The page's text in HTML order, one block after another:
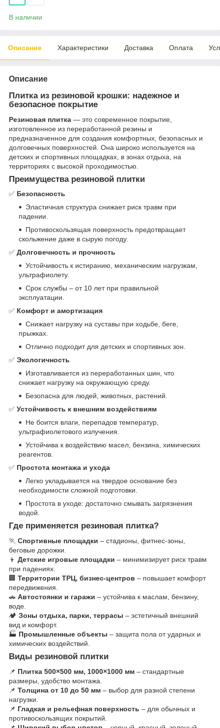
В наличии
Описание Характеристики Доставка Оплата
Описание
Плитка из резиновой крошки: надежное и
безопасное покрытие
Резиновая плитка — это современное покрытие,
изготовленное из переработанной резины и
предназначенное для создания комфортных, безопасных и
долговечных поверхностей. Она широко используется на
детских и спортивных площадках, в зонах отдыха, на
территориях с высокой проходимостью.
Преимущества резиновой плитки
✅ Безопасность
Эластичная структура снижает риск травм при
падении.
Противоскользящая поверхность предотвращает
скольжение даже в сырую погоду.
✅ Долговечность и прочность
Устойчивость к истиранию, механическим нагрузкам,
ультрафиолету.
Срок службы – от 10 лет при правильной
эксплуатации.
✅ Комфорт и амортизация
Снижает нагрузку на суставы при ходьбе, беге,
прыжках.
Отлично подходит для детских и спортивных зон.
✅ Экологичность
Изготавливается из переработанных шин, что
снижает нагрузку на окружающую среду.
Безопасна для людей, животных, растений.
✅ Устойчивость к внешним воздействиям
Не боится влаги, перепадов температур,
ультрафиолетового излучения.
Устойчива к воздействию масел, бензина, химических
реагентов.
✅ Простота монтажа и ухода
Легко укладывается на твердое основание без
необходимости сложной подготовки.
Простота в уходе: достаточно смывать загрязнения
водой.
Где применяется резиновая плитка?
🏃 Спортивные площадки – стадионы, фитнес-зоны,
беговые дорожки.
👦 Детские игровые площадки – минимизирует риск травм
при падениях.
🏢 Территории ТРЦ, бизнес-центров – повышает комфорт
передвижения.
🚗 Автостоянки и гаражи – устойчива к маслам, бензину,
воде.
🏕 Зоны отдыха, парки, террасы – эстетичный внешний
вид и комфорт.
🏭 Промышленные объекты – защита пола от ударных и
химических воздействий.
Виды резиновой плитки
📌 Плитка 500×500 мм, 1000×1000 мм – стандартные
размеры, удобство монтажа.
📌 Толщина от 10 до 50 мм – выбор для разной степени
нагрузки.
📌 Гладкая и рельефная поверхность – для обычных и
противоскользящих покрытий.